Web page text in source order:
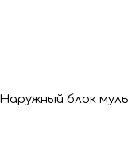
Наружный блок